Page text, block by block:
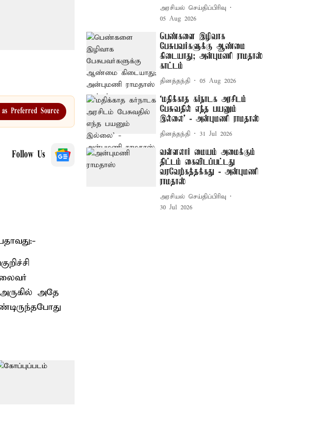
Preferred Source
Follow Us
அதே
அரசியல் செய்திப்பிரிவு
05 Aug 2026
பெண்களை இழிவாக
பேசுபவர்களுக்கு ஆண்மை
கிடையாது; அன்புமணி ராமதாஸ்
காட்டம்
தினத்தந்தி 05 Aug 2026
‘மதிக்காத கர்நாடக அரசிடம்
பேசுவதில் எந்த பயனும்
இல்லை’ - அன்புமணி ராமதாஸ்
தினத்தந்தி 31 Jul 2026
வள்ளலார் மையம் அமைக்கும்
திட்டம் கைவிடப்பட்டது
வரவேற்கத்தக்கது - அன்புமணி
ராமதாஸ்
அரசியல் செய்திப்பிரிவு
30 Jul 2026